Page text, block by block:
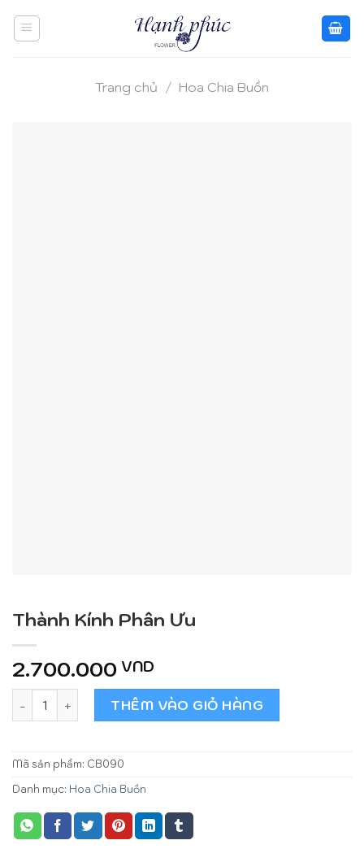
Trang chủ / Hoa Chia Buồn
Thành Kính Phân Ưu
2.700.000 VND
Thành Kính Phân Ưu số lượngTHÊM VÀO GIỎ HÀNG
Mã sản phẩm: CB090
Danh mục: Hoa Chia Buồn